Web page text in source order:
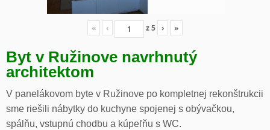
« ‹ z5 › »
Byt v Ružinove navrhnutý
architektom
V panelákovom byte v Ružinove po kompletnej rekonštrukcii
sme riešili nábytky do kuchyne spojenej s obývačkou,
spálňu, vstupnú chodbu a kúpeľňu s WC.